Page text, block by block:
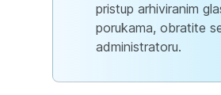
pristup arhiviranim
porukama, obratite
administratoru.